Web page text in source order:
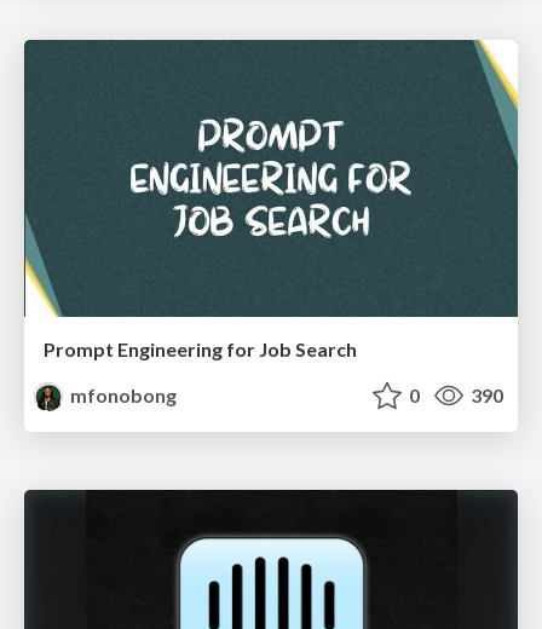
Prompt Engineering for Job Search
mfonobong
0 390